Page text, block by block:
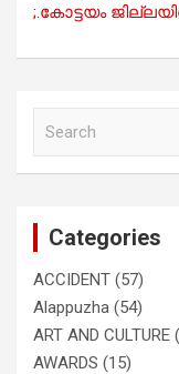
;.കോട്ടയം
Categories
ACCIDENT (57)
Alappuzha (54)
ART AND CULTURE
AWARDS (15)